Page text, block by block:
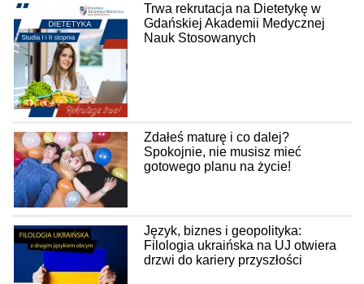
Trwa rekrutacja na Dietetykę w
Gdańskiej Akademii Medycznej
Nauk Stosowanych
Zdałeś maturę i co dalej?
Spokojnie, nie musisz mieć
gotowego planu na życie!
Język, biznes i geopolityka:
Filologia ukraińska na UJ otwiera
drzwi do kariery przyszłości